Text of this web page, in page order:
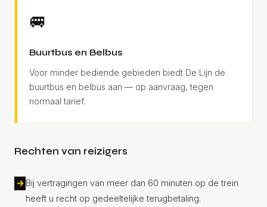
🚐
Buurtbus en Belbus
Voor minder bediende gebieden biedt De Lijn de
buurtbus en belbus aan — op aanvraag, tegen
normaal tarief.
Rechten van reizigers
Bij vertragingen van meer dan 60 minuten op de trein
heeft u recht op gedeeltelijke terugbetaling.